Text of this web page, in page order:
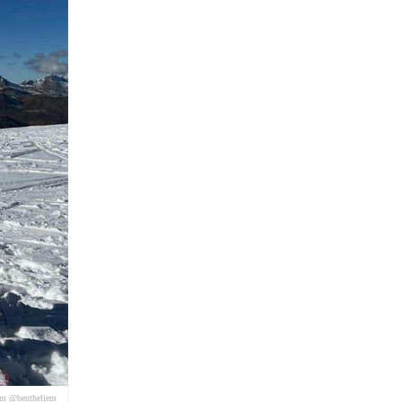
@bentheliem